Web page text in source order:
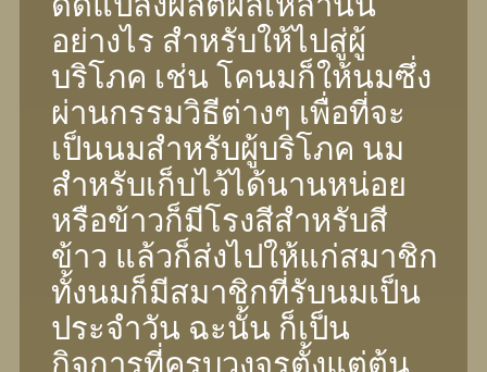
อย่างไร สำหรับให้ไปสู่ผู้
บริโภค เช่น โคนมก็ให้นมซึ่ง
ผ่านกรรมวิธีต่างๆ เพื่อที่จะ
เป็นนมสำหรับผู้บริโภค นม
สำหรับเก็บไว้ได้นานหน่อย
หรือข้าวก็มีโรงสีสำหรับสี
ข้าว แล้วก็ส่งไปให้แก่สมาชิก
ทั้งนมก็มีสมาชิกที่รับนมเป็น
ประจำวัน ฉะนั้น ก็เป็น
กิจการที่ครบวงจรตั้งแต่ต้น